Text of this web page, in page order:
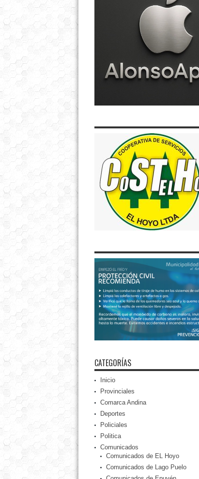
CATEGORÍAS
Inicio
Provinciales
Comarca Andina
Deportes
Policiales
Politica
Comunicados
Comunicados de EL Hoyo
Comunicados de Lago Puelo